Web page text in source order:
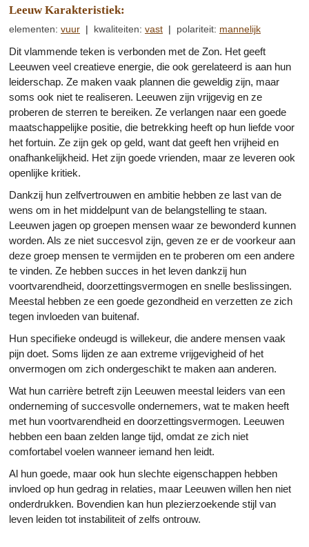
Leeuw Karakteristiek:
elementen: vuur kwaliteiten: vast polariteit: mannelijk
Dit vlammende teken is verbonden met de Zon. Het geeft
Leeuwen veel creatieve energie, die ook gerelateerd is aan hun
leiderschap. Ze maken vaak plannen die geweldig zijn, maar
soms ook niet te realiseren. Leeuwen zijn vrijgevig en ze
proberen de sterren te bereiken. Ze verlangen naar een goede
maatschappelijke positie, die betrekking heeft op hun liefde voor
het fortuin. Ze zijn gek op geld, want dat geeft hen vrijheid en
onafhankelijkheid. Het zijn goede vrienden, maar ze leveren ook
openlijke kritiek.
Dankzij hun zelfvertrouwen en ambitie hebben ze last van de
wens om in het middelpunt van de belangstelling te staan.
Leeuwen jagen op groepen mensen waar ze bewonderd kunnen
worden. Als ze niet succesvol zijn, geven ze er de voorkeur aan
deze groep mensen te vermijden en te proberen om een andere
te vinden. Ze hebben succes in het leven dankzij hun
voortvarendheid, doorzettingsvermogen en snelle beslissingen.
Meestal hebben ze een goede gezondheid en verzetten ze zich
tegen invloeden van buitenaf.
Hun specifieke ondeugd is willekeur, die andere mensen vaak
pijn doet. Soms lijden ze aan extreme vrijgevigheid of het
onvermogen om zich ondergeschikt te maken aan anderen.
Wat hun carrière betreft zijn Leeuwen meestal leiders van een
onderneming of succesvolle ondernemers, wat te maken heeft
met hun voortvarendheid en doorzettingsvermogen. Leeuwen
hebben een baan zelden lange tijd, omdat ze zich niet
comfortabel voelen wanneer iemand hen leidt.
Al hun goede, maar ook hun slechte eigenschappen hebben
invloed op hun gedrag in relaties, maar Leeuwen willen hen niet
onderdrukken. Bovendien kan hun plezierzoekende stijl van
leven leiden tot instabiliteit of zelfs ontrouw.